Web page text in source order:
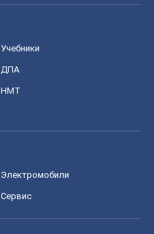
Учебники
ДПА
НМТ
Электромобили
Сервис